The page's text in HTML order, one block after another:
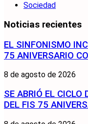
Sociedad
Noticias recientes
EL SINFONISMO
75 ANIVERSARIO
8 de agosto de 2026
SE ABRIÓ EL CICLO
DEL FIS 75